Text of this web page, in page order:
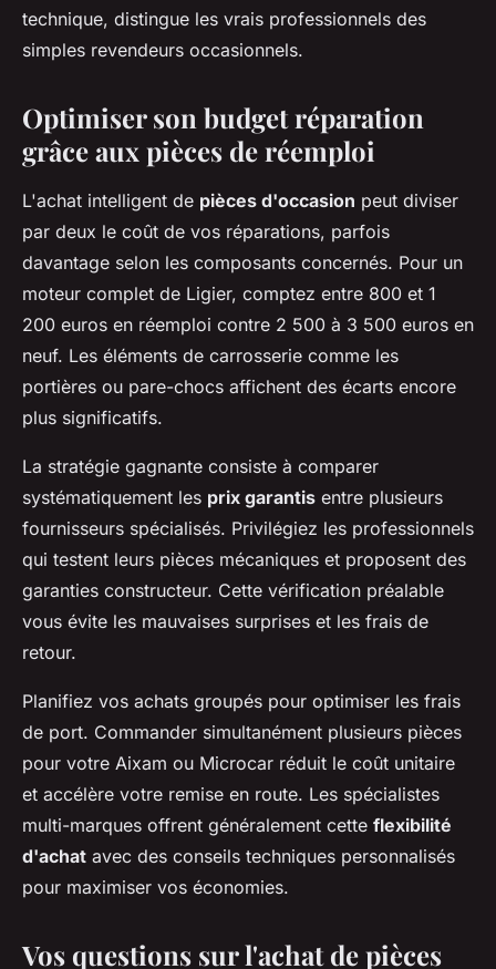
technique, distingue les vrais professionnels des
simples revendeurs occasionnels.
Optimiser son budget réparation
grâce aux pièces de réemploi
L'achat intelligent de pièces d'occasion peut diviser
par deux le coût de vos réparations, parfois
davantage selon les composants concernés. Pour un
moteur complet de Ligier, comptez entre 800 et 1
200 euros en réemploi contre 2 500 à 3 500 euros en
neuf. Les éléments de carrosserie comme les
portières ou pare-chocs affichent des écarts encore
plus significatifs.
La stratégie gagnante consiste à comparer
systématiquement les prix garantis entre plusieurs
fournisseurs spécialisés. Privilégiez les professionnels
qui testent leurs pièces mécaniques et proposent des
garanties constructeur. Cette vérification préalable
vous évite les mauvaises surprises et les frais de
retour.
Planifiez vos achats groupés pour optimiser les frais
de port. Commander simultanément plusieurs pièces
pour votre Aixam ou Microcar réduit le coût unitaire
et accélère votre remise en route. Les spécialistes
multi-marques offrent généralement cette flexibilité
d'achat avec des conseils techniques personnalisés
pour maximiser vos économies.
Vos questions sur l'achat de pièces